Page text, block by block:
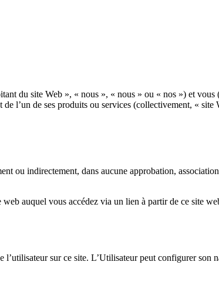
du site Web », « nous », « nous » ou « nos ») et
l’un de ses produits ou services (collectivement, « site
ou indirectement, dans aucune approbation,
auquel vous accédez via un lien à partir de ce site
sur ce site. L’Utilisateur peut configurer son